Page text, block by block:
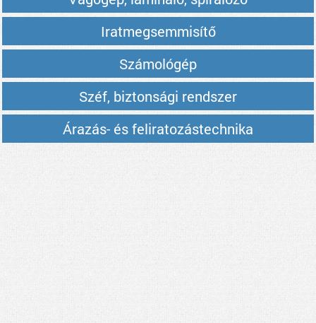
Iratmegsemmisítő
Számológép
Széf, biztonsági rendszer
Árazás- és feliratozástechnika